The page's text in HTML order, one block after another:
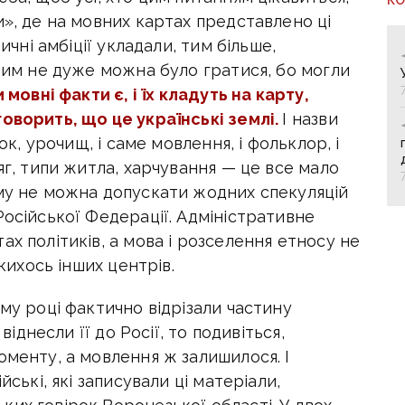
де на мовних картах представлено ці
амбіції укладали, тим більше,
не дуже можна було гратися, бо могли
факти є, і їх кладуть на карту,
що це українські землі. І назви
урочищ, і саме мовлення, і фольклор, і
типи житла, харчування — це все мало
не можна допускати жодних спекуляцій
Федерації. Адміністративне
політиків, а мова і розселення етносу не
інших центрів.
році фактично відрізали частину
її до Росії, то подивіться,
а мовлення ж залишилося. І
які записували ці матеріали,